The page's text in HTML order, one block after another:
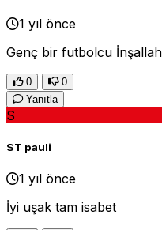
1 yıl önce
Genç bir futbolcu İnşallah
0
0
Yanıtla
S
ST pauli
1 yıl önce
İyi uşak tam isabet